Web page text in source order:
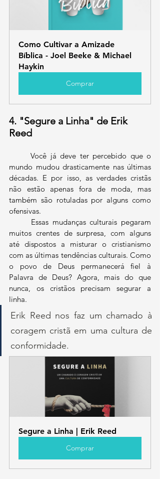
Como Cultivar a Amizade
Bíblica - Joel Beeke & Michael
Haykin
Comprar
4. "Segure a Linha" de Erik
Reed
	Você já deve ter percebido que o
mundo mudou drasticamente nas últimas
décadas. E por isso, as verdades cristãs
não estão apenas fora de moda, mas
também são rotuladas por alguns como
ofensivas.
muitos crentes de surpresa, com alguns
até dispostos a misturar o cristianismo
com as últimas tendências culturais. Como
o povo de Deus permanecerá fiel à
Palavra de Deus? Agora, mais do que
nunca, os cristãos precisam segurar a
linha.
Erik Reed nos faz um chamado à
coragem cristã em uma cultura de
conformidade.
Segure a Linha | Erik Reed
Comprar